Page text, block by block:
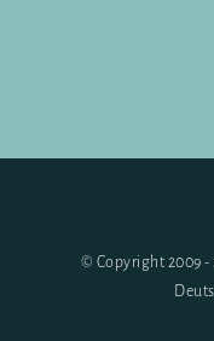
© Copyright 2009 -